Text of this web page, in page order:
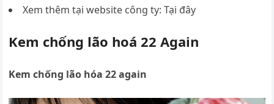
Xem thêm tại website công ty: Tại đây
Kem chống lão hoá 22 Again
Kem chống lão hóa 22 again